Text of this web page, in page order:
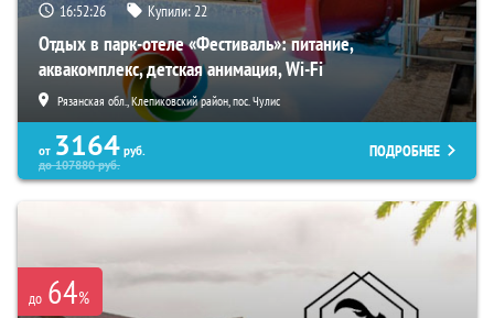
16:52:25 Купили:22
Отдых в парк-отеле «Фестиваль»: питание,
аквакомплекс, детская анимация, Wi-Fi
Рязанская обл., Клепиковский район, пос. Чулис
от 3164 руб.
до107880руб.
ПОДРОБНЕЕ
до 64%